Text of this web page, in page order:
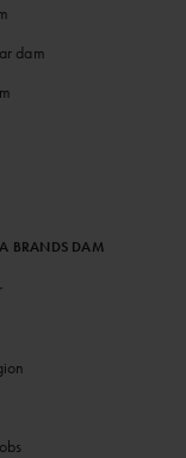
dam
BRANDS DAM